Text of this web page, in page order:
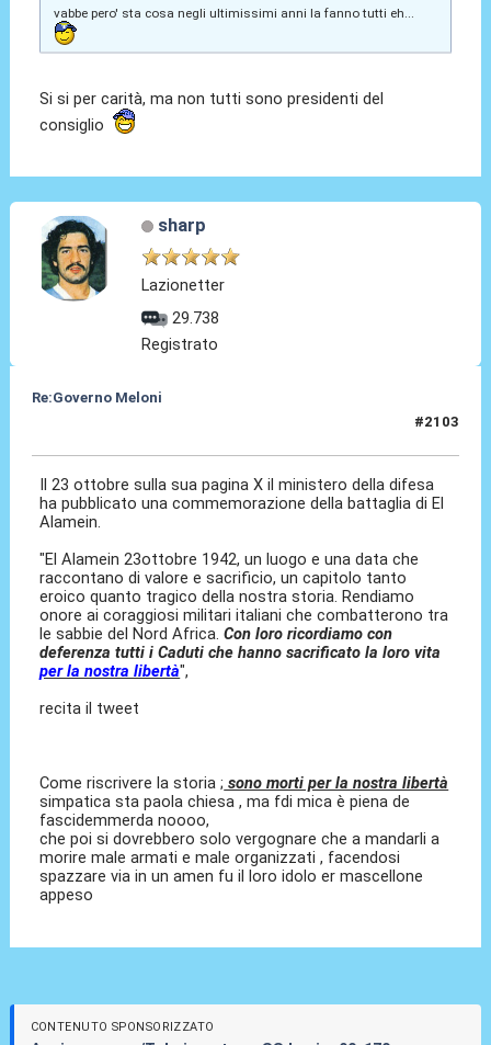
vabbe pero' sta cosa negli ultimissimi anni la fanno tutti eh...
Si si per carità, ma non tutti sono presidenti del
consiglio
sharp
Lazionetter
29.738
Registrato
Re:Governo Meloni
#2103
Il 23 ottobre sulla sua pagina X il ministero della difesa
ha pubblicato una commemorazione della battaglia di El
Alamein.
"El Alamein 23ottobre 1942, un luogo e una data che
raccontano di valore e sacrificio, un capitolo tanto
eroico quanto tragico della nostra storia. Rendiamo
onore ai coraggiosi militari italiani che combatterono tra
le sabbie del Nord Africa.Con loro ricordiamo con
deferenza tutti i Caduti che hanno sacrificato la loro vita
per la nostra libertà",
recita il tweet
Come riscrivere la storia ; sono morti per la nostra libertà
simpatica sta paola chiesa , ma fdi mica è piena de
fascidemmerda noooo,
che poi si dovrebbero solo vergognare che a mandarli a
morire male armati e male organizzati , facendosi
spazzare via in un amen fu il loro idolo er mascellone
appeso
CONTENUTO SPONSORIZZATO